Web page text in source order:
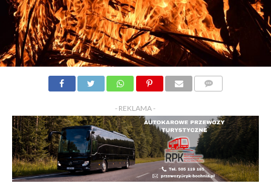
- REKLAMA -